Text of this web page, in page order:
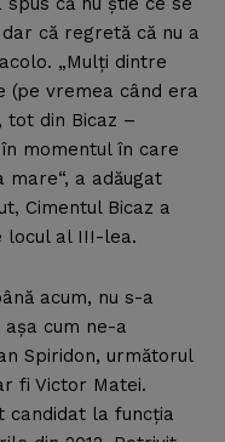
că regretă că nu a
„Mulţi dintre
(pe vremea când era
tot din Bicaz –
momentul în care
a adăugat
Cimentul Bicaz a
locul al III-lea.
acum, nu s-a
cum ne-a
Spiridon, următorul
fi Victor Matei.
candidat la funcţia